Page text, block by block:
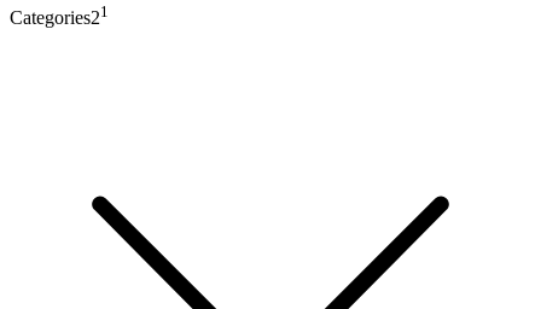
Categories21